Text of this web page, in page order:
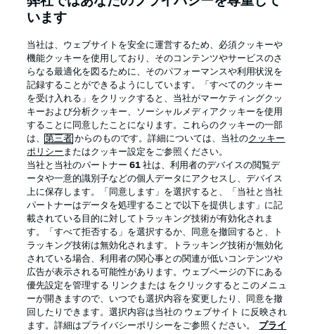
Football as it's meant to be
BUNDESLIGA APP
Official Partners
います
当社は、ウェブサイトを安全に運営するため、必須クッキーや
機能クッキーを使用しており、そのコンテンツやサービスのさ
らなる最適化を図るために、そのパフォーマンスや利用状況を
記録することができるようにしています。「すべてのクッキー
を受け入れる」をクリックすると、当社がマーケティングクッ
キーおよび分析クッキー、ソーシャルメディアクッキーを使用
することに同意したことになります。これらのクッキーの一部
は、第三者 からのものです。詳細については、当社のクッキー
ポリシー またはクッキー設定をご参照ください。
当社と当社のパートナー61 社は、利用者のデバイスの閲覧デ
ータや一意的識別子などの個人データにアクセスし、デバイス
上に保存します。「同意します」を選択すると、「当社と当社
パートナーはデータを処理することで以下を提供します」に記
載されている目的に対してトラッキング技術が有効化されま
す。「すべて拒否する」を選択するか、同意を撤回すると、ト
ラッキング技術は無効化されます。トラッキング技術が無効化
されている場合、利用者の関心事との関連が低いコンテンツや
広告が表示される可能性があります。ウェブページの下にある
優先設定を管理する リンクまたは をクリックするとこのメニュ
ーが開きますので、いつでも選択内容を変更したり、同意を撤
回したりできます。選択内容は当社の ウェブサイト に反映され
ます。詳細はプライバシーポリシーをご参照ください。
プライ